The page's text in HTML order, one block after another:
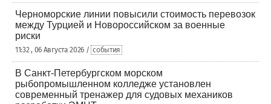
Черноморские линии повысили стоимость перевозок
между Турцией и Новороссийском за военные
риски
11:32 , 06 Августа 2026 / события
В Санкт-Петербургском морском
рыбопромышленном колледже установлен
современный тренажер для судовых механиков